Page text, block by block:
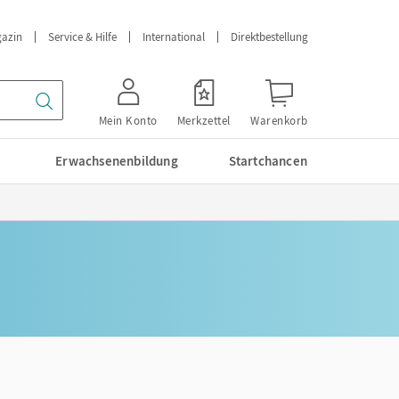
Service & Hilfe International Direktbestellung
Mein Konto Merkzettel Warenkorb
Erwachsenenbildung Startchancen